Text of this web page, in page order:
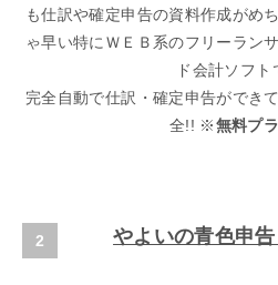
も仕訳や確定申告の資料作成がめ
ゃ早い特にＷＥＢ系のフリーラン
ド会計ソフト
完全自動で仕訳・確定申告ができ
全!! ※無料プ
やよいの青色申